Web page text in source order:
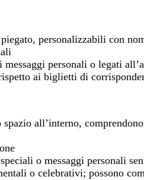
personalizzabili con
personali o legati
ai biglietti di
all’interno,
o messaggi personali
o celebrativi; possono